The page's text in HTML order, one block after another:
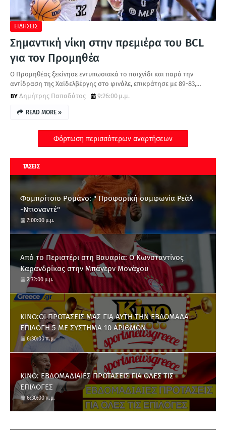
ΕΙΔΗΣΕΙΣ
Σημαντική νίκη στην πρεμιέρα του BCL
για τον Προμηθέα
Ο Προμηθέας ξεκίνησε εντυπωσιακά το παιχνίδι και παρά την
αντίδραση της Χαϊδελβέργης στο φινάλε, επικράτησε με 89-83,…
Δημήτρης Παπαδάτος
9:26:00 μ.μ.
READ MORE »
Φόρτωση περισσότερων αναρτήσεων
ΤΑΣΕΙΣ
Φαμπρίτσιο Ρομάνο: " Προφορική συμφωνία Ρεάλ
-Ντιοναντέ"
7:00:00 μ.μ.
Από το Περιστέρι στη Βαυαρία: O Κωνσταντίνος
Καρανδρίκας στην Μπάγερν Μονάχου
2:32:00 μ.μ.
ΚΙΝΟ:ΟΙ ΠΡΟΤΑΣΕΙΣ ΜΑΣ ΓΙΑ ΑΥΤΗ ΤΗΝ ΕΒΔΟΜΑΔΑ -
ΕΠΙΛΟΓΗ 5 ΜΕ ΣΥΣΤΗΜΑ 10 ΑΡΙΘΜΩΝ
6:30:00 π.μ.
ΚΙΝΟ: ΕΒΔΟΜΑΔΙΑΙΕΣ ΠΡΟΤΑΣΕΙΣ ΓΙΑ ΟΛΕΣ ΤΙΣ
ΕΠΙΛΟΓΕΣ
6:30:00 π.μ.